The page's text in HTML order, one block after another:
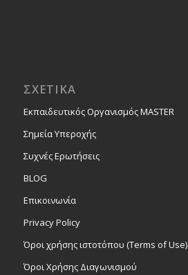
ΣΧΕΤΙΚΑ
Εκπαιδευτικός Οργανισμός MASTER
Σημεία Υπεροχής
Συχνές Ερωτήσεις
BLOG
Επικοινωνία
Privacy Policy
Όροι χρήσης ιστοτόπου (Terms of Use)
Όροι Χρήσης Διαγωνισμού